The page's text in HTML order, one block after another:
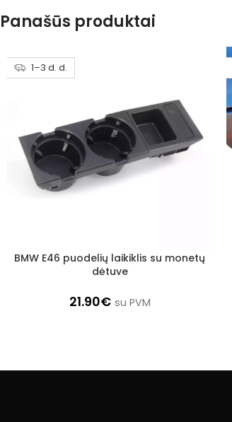
Panašūs produktai
1–3 d. d.
Į KREPŠELĮ
BMW E46 puodelių laikiklis su monetų
dėtuve
21.90€ su PVM